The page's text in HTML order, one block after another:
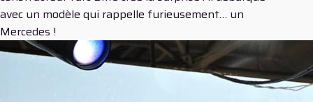
avec un modèle qui rappelle furieusement… un
Mercedes !